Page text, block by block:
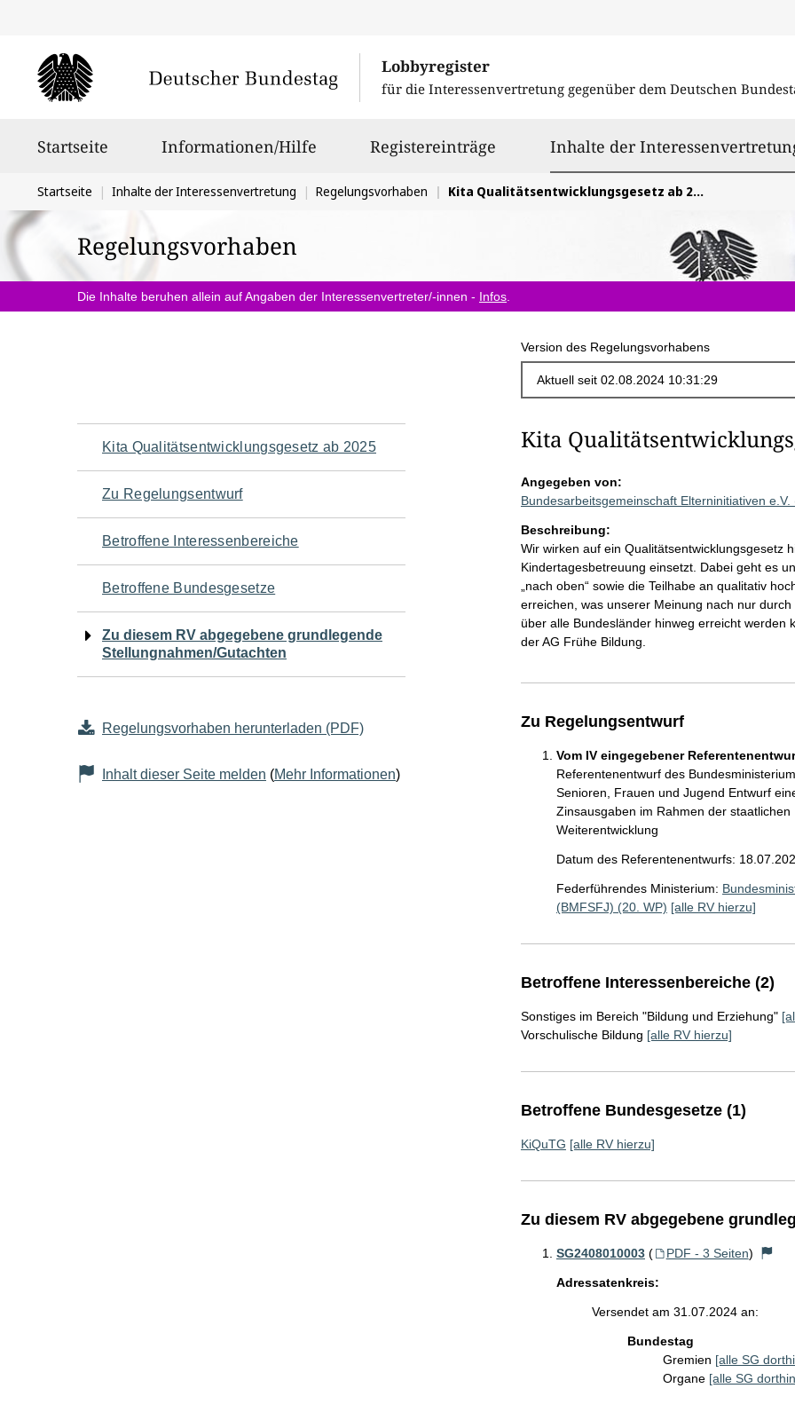
Lobbyregister
für die Interessenvertretung gegenüber dem Deutschen
Startseite Informationen/Hilfe Registereinträge Inhalte der
Sie
befinden
sich
hier:
Startseite Inhalte der Interessenvertretung Regelungsvorhaben Kita Qualitätsentwicklungsgesetz ab 2025
Regelungsvorhaben
Die Inhalte beruhen allein auf Angaben der Interessenvertreter/-innen - Infos
Version des Regelungsvorhabens
Navigation
für
den
Seiteninhalt
Kita Qualitätsentwicklungsgesetz ab 2025
Zu Regelungsentwurf
Betroffene Interessenbereiche
Betroffene Bundesgesetze
Zu diesem RV abgegebene grundlegende
Stellungnahmen/Gutachten
Regelungsvorhaben herunterladen (PDF)
Inhalt dieser Seite melden (Mehr Informationen)
Kita
Angegeben von:
Bundesarbeitsgemeinschaft Elterninitiativen
Beschreibung:
Wir wirken auf ein Qualitätsentwicklungsgesetz
Kindertagesbetreuung einsetzt. Dabei geht es
„nach oben“ sowie die Teilhabe an qualitativ
erreichen, was unserer Meinung nach nur
über alle Bundesländer hinweg erreicht werden
der AG Frühe Bildung.
Zu Regelungsentwurf
Vom IV eingegebener
Referentenentwurf des
Senioren, Frauen und Jugend Entwurf
Zinsausgaben im Rahmen der
Weiterentwicklung
Datum des Referentenentwurfs:
Federführendes Ministerium:
(BMFSFJ) (20. WP) [alle RV hierzu]
Betroffene Interessenbereiche (2)
Sonstiges im Bereich "Bildung und Erziehung"
Vorschulische Bildung [alle RV hierzu]
Betroffene Bundesgesetze (1)
KiQuTG [alle RV hierzu]
Zu diesem RV abgegebene
SG2408010003 ( PDF - 3 Seiten)
Adressatenkreis:
Versendet am 31.07.2024 an:
Bundestag
Gremien [alle SG
Organe [alle SG